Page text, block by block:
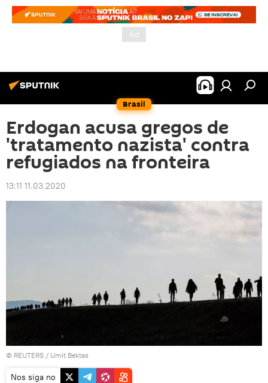
Brasil
Erdogan acusa gregos de
'tratamento nazista' contra
refugiados na fronteira
13:11 11.03.2020
© REUTERS / Umit Bektas
Nos siga no